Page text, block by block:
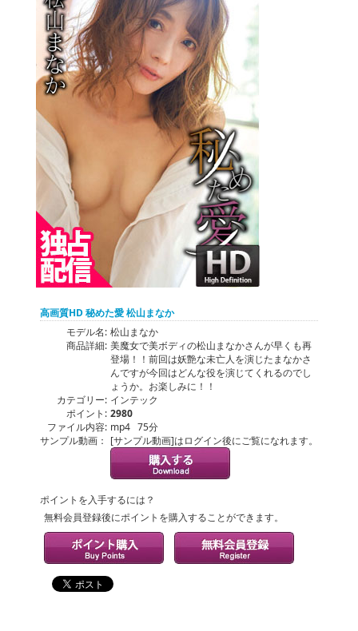
高画質HD 秘めた愛 松山まなか
モデル名: 松山まなか
商品詳細: 美魔女で美ボディの松山まなかさんが早くも再
登場！！前回は妖艶な未亡人を演じたまなかさ
んですが今回はどんな役を演じてくれるのでし
ょうか。お楽しみに！！
カテゴリー: インテック
ポイント: 2980
ファイル内容: mp4 75分
サンプル動画： [サンプル動画]はログイン後にご覧になれます。
ポイントを入手するには？
無料会員登録後にポイントを購入することができます。